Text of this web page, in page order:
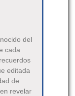
del
cada
editada
de
revelar